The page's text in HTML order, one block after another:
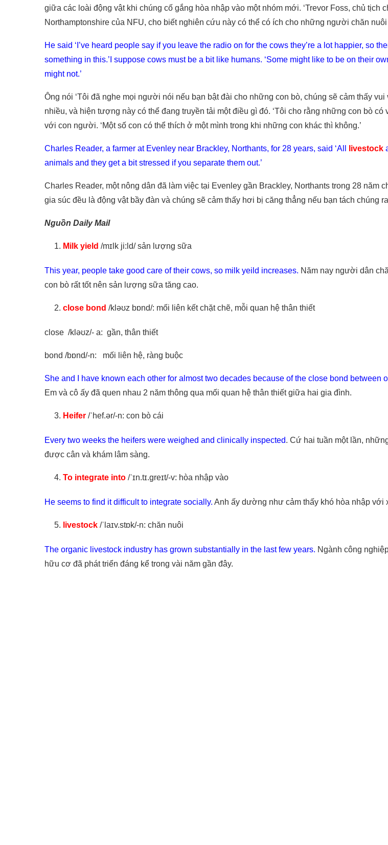
giữa các loài động vật khi chúng cố gắng hòa nhập vào một nhóm mới. ‘Trevor Foss, chủ tịch
Northamptonshire của NFU, cho biết nghiên cứu này có thể có ích cho những người chăn
He said ‘I’ve heard people say if you leave the radio on for the cows they’re a lot happier, so
something in this.’I suppose cows must be a bit like humans. ‘Some might like to be on their
might not.’
Ông nói ‘Tôi đã nghe mọi người nói nếu bạn bật đài cho những con bò, chúng sẽ cảm thấy vui
nhiều, và hiện tượng này có thể đang truyền tải một điều gì đó. ‘Tôi cho rằng những con bò có
với con người. ‘Một số con có thể thích ở một mình trong khi những con khác thì không.’
Charles Reader, a farmer at Evenley near Brackley, Northants, for 28 years, said ‘All livestock
animals and they get a bit stressed if you separate them out.’
Charles Reader, một nông dân đã làm việc tại Evenley gần Brackley, Northants trong 28 năm
gia súc đều là động vật bầy đàn và chúng sẽ cảm thấy hơi bị căng thẳng nếu bạn tách chúng
Nguồn Daily Mail
Milk yield /mɪlk ji:ld/ sản lượng sữa
This year, people take good care of their cows, so milk yeild increases. Năm nay người dân
con bò rất tốt nên sản lượng sữa tăng cao.
close bond /kləʊz bɒnd/: mối liên kết chặt chẽ, mỗi quan hệ thân thiết
close /kləʊz/- a: gần, thân thiết
bond /bɒnd/-n: mối liên hệ, ràng buộc
She and I have known each other for almost two decades because of the close bond between
Em và cô ấy đã quen nhau 2 năm thông qua mối quan hệ thân thiết giữa hai gia đình.
Heifer /ˈhef.ər/-n: con bò cái
Every two weeks the heifers were weighed and clinically inspected. Cứ hai tuần một lần,
được cân và khám lâm sàng.
To integrate into /ˈɪn.tɪ.ɡreɪt/-v: hòa nhập vào
He seems to find it difficult to integrate socially. Anh ấy dường như cảm thấy khó hòa nhập với
livestock /ˈlaɪv.stɒk/-n: chăn nuôi
The organic livestock industry has grown substantially in the last few years. Ngành công
hữu cơ đã phát triển đáng kể trong vài năm gần đây.